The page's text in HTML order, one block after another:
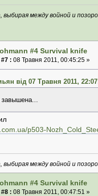
выбирая между войной и
#4 Survival knife
: 08 Травня 2011, 00:45:25 »
від 07 Травня 2011,
завышена...
p503-
выбирая между войной и
#4 Survival knife
: 08 Травня 2011, 00:47:51 »